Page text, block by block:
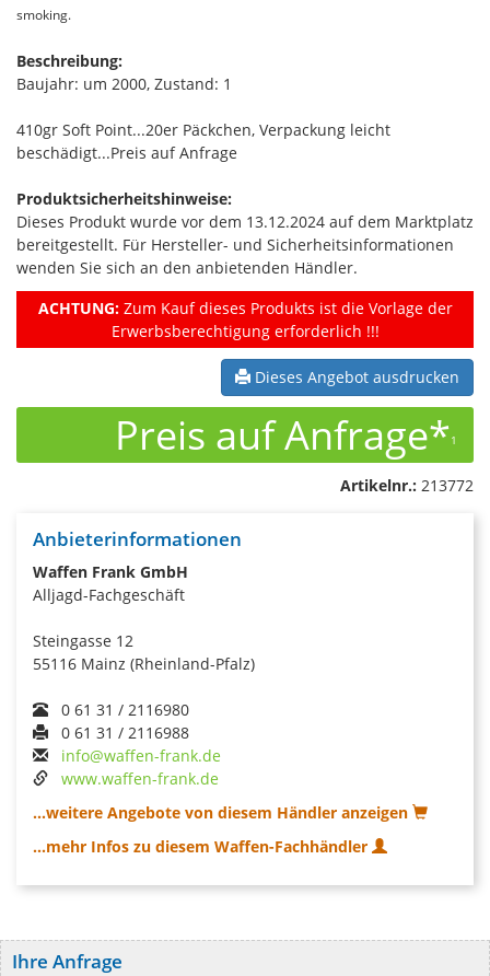
smoking.
Beschreibung:
Baujahr: um 2000, Zustand: 1
410gr Soft Point...20er Päckchen, Verpackung leicht
beschädigt...Preis auf Anfrage
Produktsicherheitshinweise:
Dieses Produkt wurde vor dem 13.12.2024 auf dem Marktplatz
bereitgestellt. Für Hersteller- und Sicherheitsinformationen
wenden Sie sich an den anbietenden Händler.
ACHTUNG:Zum Kauf dieses Produkts ist die Vorlage der
Erwerbsberechtigung erforderlich !!!
Dieses Angebot ausdrucken
Preis auf Anfrage*1
Artikelnr.: 213772
Anbieterinformationen
Waffen Frank GmbH
Alljagd-Fachgeschäft
Steingasse 12
55116 Mainz (Rheinland-Pfalz)
0 61 31 / 2116980
0 61 31 / 2116988
info@waffen-frank.de
www.waffen-frank.de
...weitere Angebote von diesem Händler anzeigen
...mehr Infos zu diesem Waffen-Fachhändler
Ihre Anfrage